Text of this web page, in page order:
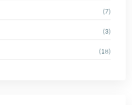
(7)
(3)
(18)